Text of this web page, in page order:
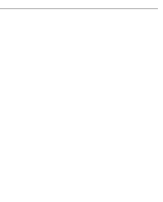
das Medium, über das der